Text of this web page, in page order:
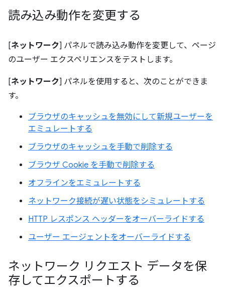
読み込み動作を変更する
[ネットワーク] パネルで読み込み動作を変更して、ページ
のユーザー エクスペリエンスをテストします。
[ネットワーク] パネルを使用すると、次のことができま
す。
ブラウザのキャッシュを無効にして新規ユーザーを
エミュレートする
ブラウザのキャッシュを手動で削除する
ブラウザ Cookie を手動で削除する
オフラインをエミュレートする
ネットワーク接続が遅い状態をシミュレートする
HTTP レスポンス ヘッダーをオーバーライドする
ユーザー エージェントをオーバーライドする
ネットワーク リクエスト データを保
存してエクスポートする